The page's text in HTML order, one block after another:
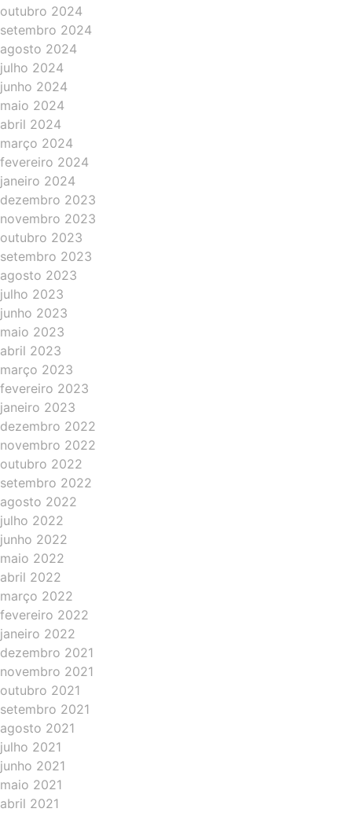
outubro 2024
setembro 2024
agosto 2024
julho 2024
junho 2024
maio 2024
abril 2024
março 2024
fevereiro 2024
janeiro 2024
dezembro 2023
novembro 2023
outubro 2023
setembro 2023
agosto 2023
julho 2023
junho 2023
maio 2023
abril 2023
março 2023
fevereiro 2023
janeiro 2023
dezembro 2022
novembro 2022
outubro 2022
setembro 2022
agosto 2022
julho 2022
junho 2022
maio 2022
abril 2022
março 2022
fevereiro 2022
janeiro 2022
dezembro 2021
novembro 2021
outubro 2021
setembro 2021
agosto 2021
julho 2021
junho 2021
maio 2021
abril 2021